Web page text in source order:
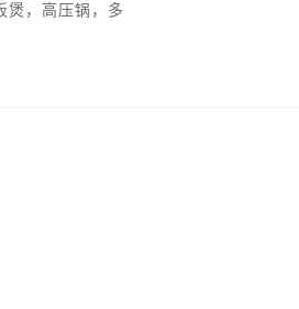
煲，高压锅，多